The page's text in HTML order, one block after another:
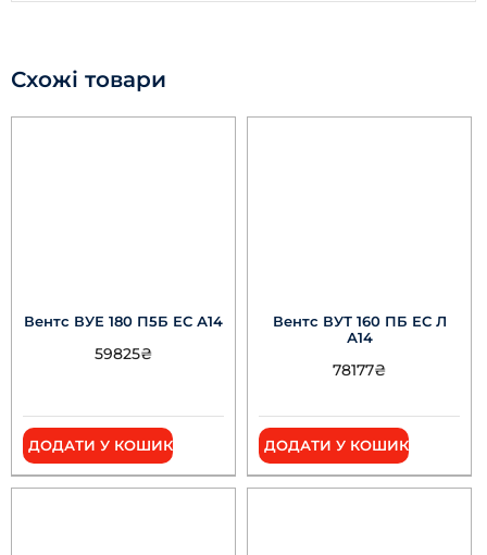
Схожі товари
Вентс ВУЕ 180 П5Б ЕС А14
59825₴
ДОДАТИ У КОШИК
Вентс ВУТ 160 ПБ ЕС Л
А14
78177₴
ДОДАТИ У КОШИК